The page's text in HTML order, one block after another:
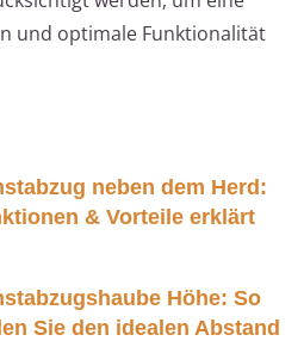
und optimale Funktionalität
neben dem Herd:
& Vorteile erklärt
Höhe: So
Sie den idealen Abstand